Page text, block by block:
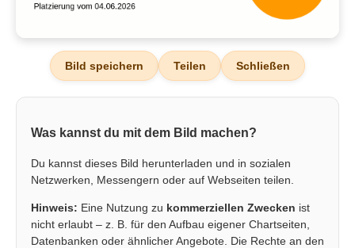
Bild speichern Teilen Schließen
Was kannst du mit dem Bild machen?
Du kannst dieses Bild herunterladen und in sozialen
Netzwerken, Messengern oder auf Webseiten teilen.
Hinweis: Eine Nutzung zu kommerziellen Zwecken ist
nicht erlaubt – z. B. für den Aufbau eigener Chartseiten,
Datenbanken oder ähnlicher Angebote. Die Rechte an den